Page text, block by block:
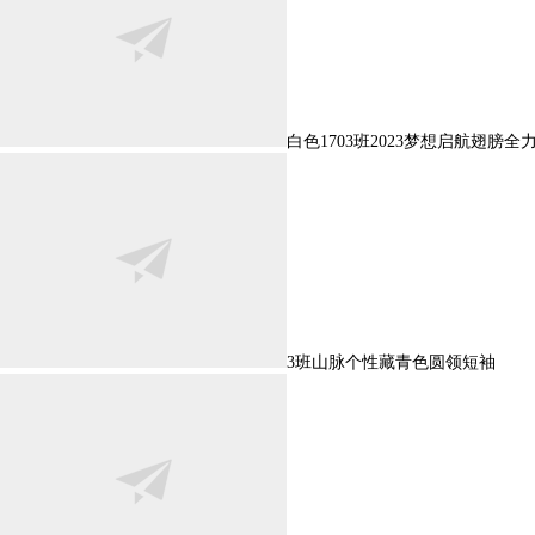
白色1703班2023梦想启航翅膀全
3班山脉个性藏青色圆领短袖